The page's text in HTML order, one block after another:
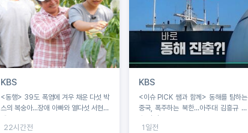
KBS
<동행> 39도 폭염에 겨우 채운 다섯 박
스의 복숭아...장애 아빠와 열다섯 서현이
22시간전
KBS
<이슈 PICK 쌤과 함께> 동해를 탐하는
중국, 폭주하는 북한...아주대 김흥규 교
1일전